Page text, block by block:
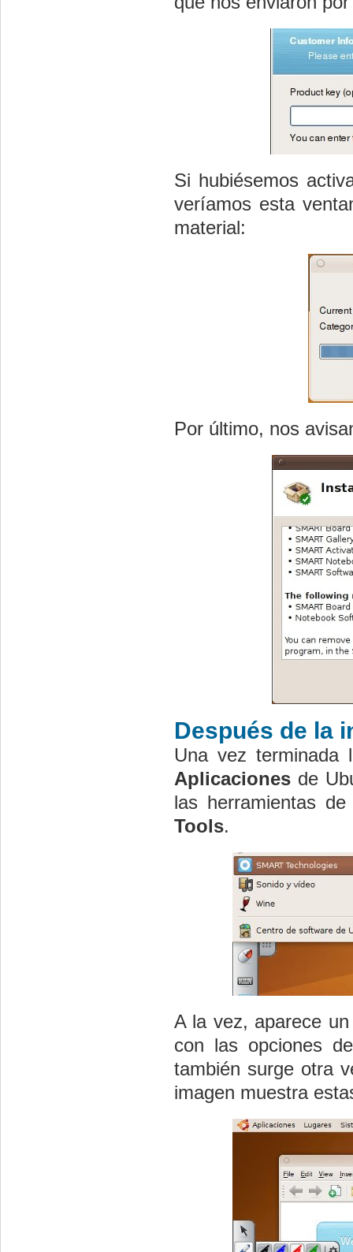
Si hubiésemos
veríamos esta
material:
Por último, nos
Después de la
Una vez terminada
Aplicaciones de
las herramientas
Tools.
A la vez, aparece
con las opciones
también surge otra
imagen muestra